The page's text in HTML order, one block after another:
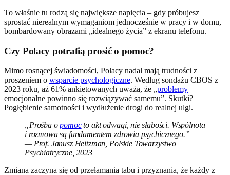
To właśnie tu rodzą się największe napięcia – gdy próbujesz
sprostać nierealnym wymaganiom jednocześnie w pracy i w domu,
bombardowany obrazami „idealnego życia” z ekranu telefonu.
Czy Polacy potrafią prosić o pomoc?
Mimo rosnącej świadomości, Polacy nadal mają trudności z
proszeniem o wsparcie psychologiczne. Według sondażu CBOS z
2023 roku, aż 61% ankietowanych uważa, że „problemy
emocjonalne powinno się rozwiązywać samemu”. Skutki?
Pogłębienie samotności i wydłużenie drogi do realnej ulgi.
„Prośba opomocto akt odwagi, nie słabości. Wspólnota
i rozmowa są fundamentem zdrowia psychicznego.”
— Prof. Janusz Heitzman, Polskie Towarzystwo
Psychiatryczne, 2023
Zmiana zaczyna się od przełamania tabu i przyznania, że każdy z